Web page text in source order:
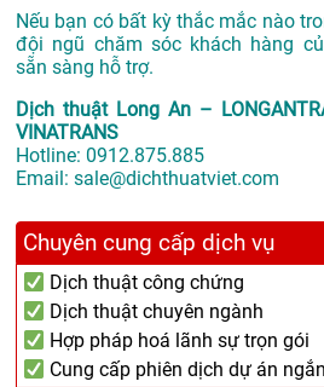
Nếu bạn có bất kỳ thắc mắc nào
đội ngũ chăm sóc khách hàng
sẵn sàng hỗ trợ.
Dịch thuật Long An –
VINATRANS
Hotline: 0912.875.885
Email: sale@dichthuatviet.com
Chuyên cung cấp dịch vụ
Dịch thuật công chứng
Dịch thuật chuyên ngành
Hợp pháp hoá lãnh sự trọn gói
Cung cấp phiên dịch dự án